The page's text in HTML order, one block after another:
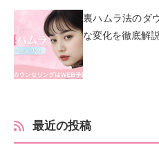
裏ハムラ法のダ
な変化を徹底解
最近の投稿